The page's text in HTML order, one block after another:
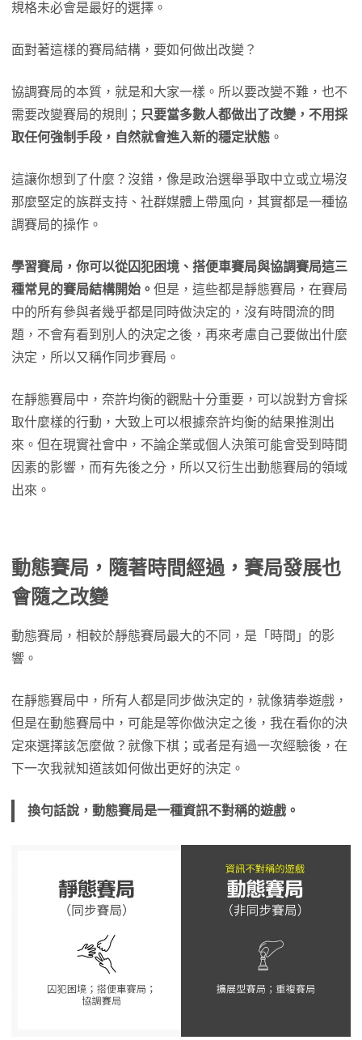
規格未必會是最好的選擇。
面對著這樣的賽局結構，要如何做出改變？
協調賽局的本質，就是和大家一樣。所以要改變不難，也不
需要改變賽局的規則； 只要當多數人都做出了改變，不用採
取任何強制手段，自然就會進入新的穩定狀態 。
這讓你想到了什麼？沒錯，像是政治選舉爭取中立或立場沒
那麼堅定的族群支持、社群媒體上帶風向，其實都是一種協
調賽局的操作。
學習賽局，你可以從囚犯困境、搭便車賽局與協調賽局這三
種常見的賽局結構開始。 但是，這些都是靜態賽局，在賽局
中的所有參與者幾乎都是同時做決定的，沒有時間流的問
題，不會有看到別人的決定之後，再來考慮自己要做出什麼
決定，所以又稱作同步賽局。
在靜態賽局中，奈許均衡的觀點十分重要，可以說對方會採
取什麼樣的行動，大致上可以根據奈許均衡的結果推測出
來。但在現實社會中，不論企業或個人決策可能會受到時間
因素的影響，而有先後之分，所以又衍生出動態賽局的領域
出來。
動態賽局，隨著時間經過，賽局發展也
會隨之改變
動態賽局，相較於靜態賽局最大的不同，是「時間」的影
響。
在靜態賽局中，所有人都是同步做決定的，就像猜拳遊戲，
但是在動態賽局中，可能是等你做決定之後，我在看你的決
定來選擇該怎麼做？就像下棋；或者是有過一次經驗後，在
下一次我就知道該如何做出更好的決定。
換句話說，動態賽局是一種資訊不對稱的遊戲。